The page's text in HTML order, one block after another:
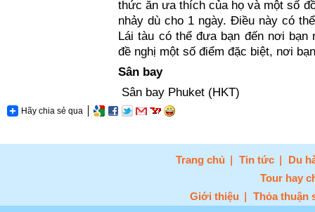
thức ăn ưa thích của họ và một số
nhảy dù cho 1 ngày. Điều này có
Lái tàu có thể đưa bạn đến nơi bạn
đề nghị một số điểm đặc biệt, nơi
Sân bay
Sân bay Phuket (HKT)
Hãy chia sẻ qua
Trang chủ Tin tức
Du
Tour hay
Giới thiệu
Thỏa thuận